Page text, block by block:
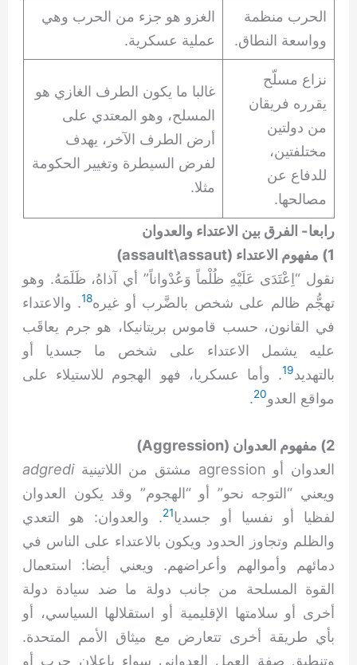
الحرب منظمة
وواسعة النطاق.
الغزو هو جزء من الحرب وهي
عملية عسكرية.
نزاع مسلّح
يقرره فريقان
من دولتين
مختلفتين،
للدفاع عن
مصالحها.
غالبا ما يكون الطرف الغازي هو
المسلح، وهو المعتدي على
أرض الطرف الآخر، يهدف
لفرض السيطرة وتغيير الحكومة
مثلا.
رابعا- الفرق بين الاعتداء والعدوان
1) مفهوم الاعتداء (assault\assaut)
نقول “اِعْتَدَى عَلَيْهِ ظُلْماً وَعُدْواناً” أي آذاهُ، ظَلَمَهُ. وهو
تهجُّم ظالم على شخص بالضَّرب أو غيره18. والاعتداء
في القانون، حسب قاموس بريتانيكا، هو جرم يعاقَب
عليه يشمل الاعتداء على شخص ما جسديا أو
بالتهديد19. وأما عسكريا، فهو الهجوم للاستيلاء على
مواقع العدو20
.
2) مفهوم العدوان (Aggression)
العدوان أو agression مشتق من اللاتينية
adgredi
ويعني “التوجه نحو” أو “الهجوم” وقد يكون العدوان
لفظيا أو نفسيا أو جسديا21. والعدوان: هو التعدي
والظلم وتجاوز الحدود ويكون بالاعتداء على الناس في
دمائهم وأموالهم وأعراضهم. ويعني أيضا: استعمال
القوة المسلحة من جانب دولة ما ضد سيادة دولة
أخرى أو سلامتها الإقليمية أو استقلالها السياسي، أو
بأي طريقة أخرى تتعارض مع ميثاق الأمم المتحدة.
وتنطبق صفة العمل العدواني سواء بإعلان حرب أو